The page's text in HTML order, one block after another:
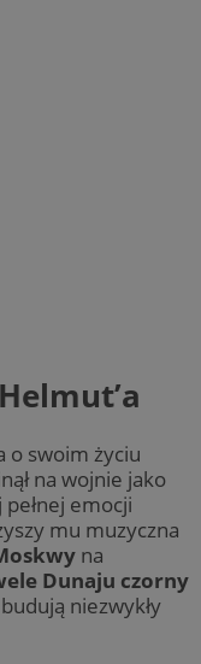
o swoim życiu
na wojnie jako
emocji
mu muzyczna
na
Dunaju czorny
niezwykły